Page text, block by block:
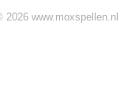
2026 www.moxspellen.nl